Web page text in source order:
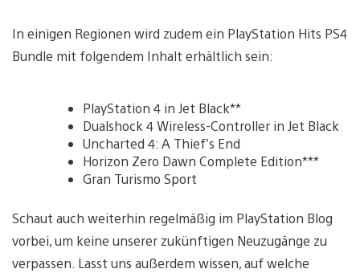
In einigen Regionen wird zudem ein PlayStation Hits PS4
Bundle mit folgendem Inhalt erhältlich sein:
PlayStation 4 in Jet Black**
Dualshock 4 Wireless-Controller in Jet Black
Uncharted 4: A Thief’s End
Horizon Zero Dawn Complete Edition***
Gran Turismo Sport
Schaut auch weiterhin regelmäßig im PlayStation Blog
vorbei, um keine unserer zukünftigen Neuzugänge zu
verpassen. Lasst uns außerdem wissen, auf welche